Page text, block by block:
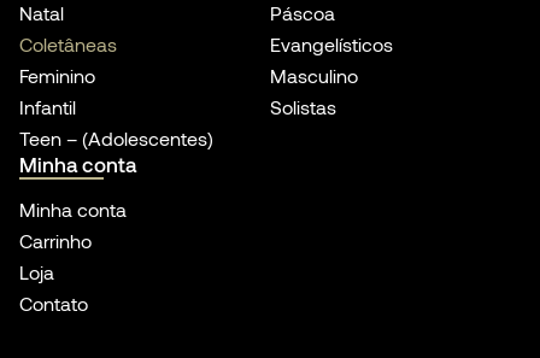
Natal
Páscoa
Coletâneas
Evangelísticos
Feminino
Masculino
Infantil
Solistas
Teen – (Adolescentes)
Minha conta
Minha conta
Carrinho
Loja
Contato